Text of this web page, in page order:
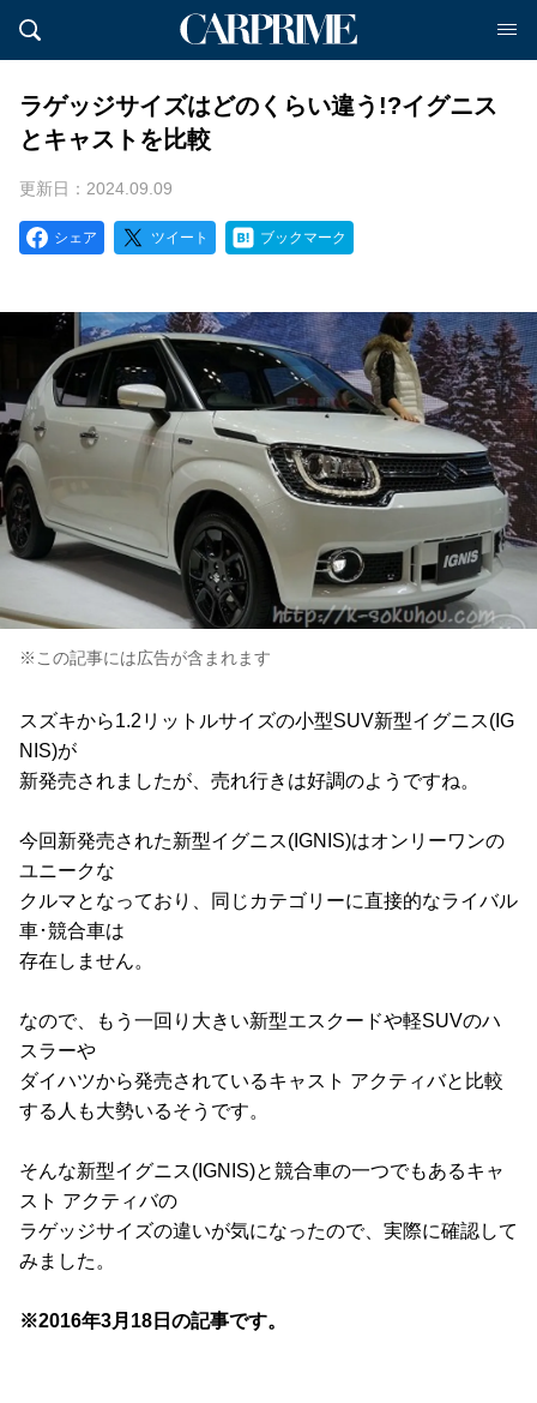
ラゲッジサイズはどのくらい違う!?イグニス
とキャストを比較
更新日：2024.09.09
シェア ツイート ブックマーク
※この記事には広告が含まれます
スズキから1.2リットルサイズの小型SUV新型イグニス(IG
NIS)が
新発売されましたが、売れ行きは好調のようですね。
今回新発売された新型イグニス(IGNIS)はオンリーワンの
ユニークな
クルマとなっており、同じカテゴリーに直接的なライバル
車･競合車は
存在しません。
なので、もう一回り大きい新型エスクードや軽SUVのハ
スラーや
ダイハツから発売されているキャスト アクティバと比較
する人も大勢いるそうです。
そんな新型イグニス(IGNIS)と競合車の一つでもあるキャ
スト アクティバの
ラゲッジサイズの違いが気になったので、実際に確認して
みました。
※2016年3月18日の記事です。